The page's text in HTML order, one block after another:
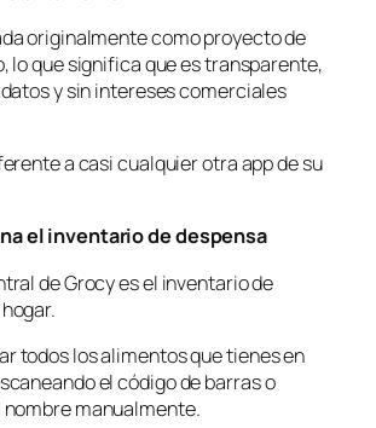
originalmente como proyecto de
lo que significa que es transparente,
y sin intereses comerciales
a casi cualquier otra app de su
el inventario de despensa
de Grocy es el inventario de
todos los alimentos que tienes en
el código de barras o
manualmente.